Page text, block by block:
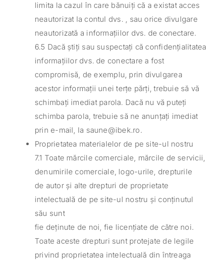
limita la cazul în care bănuiți că a existat acces
neautorizat la contul dvs. , sau orice divulgare
neautorizată a informațiilor dvs. de conectare.
6.5 Dacă știți sau suspectați că confidențialitatea
informațiilor dvs. de conectare a fost
compromisă, de exemplu, prin divulgarea
acestor informații unei terțe părți, trebuie să vă
schimbați imediat parola. Dacă nu vă puteți
schimba parola, trebuie să ne anunțați imediat
prin e-mail, la saune@ibek.ro.
Proprietatea materialelor de pe site-ul nostru
7.1 Toate mărcile comerciale, mărcile de servicii,
denumirile comerciale, logo-urile, drepturile
de autor și alte drepturi de proprietate
intelectuală de pe site-ul nostru și conținutul
său sunt
fie deținute de noi, fie licențiate de către noi.
Toate aceste drepturi sunt protejate de legile
privind proprietatea intelectuală din întreaga